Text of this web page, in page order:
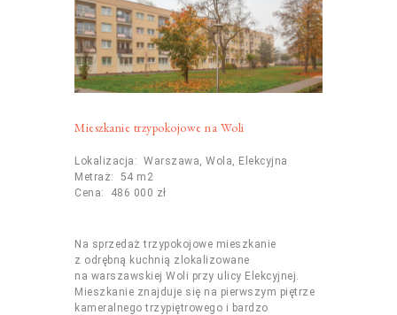
Mieszkanie trzypokojowe na Woli
Lokalizacja: Warszawa, Wola, Elekcyjna
Metraż: 54 m2
Cena: 486 000 zł
Na sprzedaż trzypokojowe mieszkanie
z odrębną kuchnią zlokalizowane
na warszawskiej Woli przy ulicy Elekcyjnej.
Mieszkanie znajduje się na pierwszym piętrze
kameralnego trzypiętrowego i bardzo